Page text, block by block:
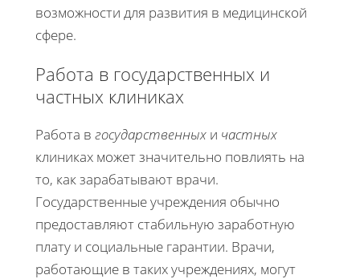
возможности для развития в медицинской
сфере.
Работа в государственных и
частных клиниках
Работа в государственных и частных
клиниках может значительно повлиять на
то, как зарабатывают врачи.
Государственные учреждения обычно
предоставляют стабильную заработную
плату и социальные гарантии. Врачи,
работающие в таких учреждениях, могут